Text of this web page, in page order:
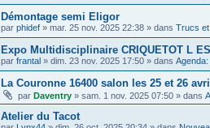
Démontage semi Eligor
par phidef » mar. 25 nov. 2025 22:38 » dans Trucs
Expo Multidisciplinaire CRIQUETOT L
par frantal » dim. 23 nov. 2025 17:50 » dans
La Couronne 16400 salon les 25 et 26
par Daventry » sam. 1 nov. 2025 07:50 » dans
Atelier du Tacot